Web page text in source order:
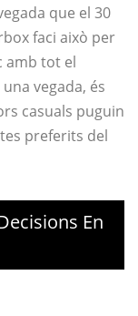
que el 30
faci això per
amb tot el
vegada, és
casuals puguin
preferits del
En